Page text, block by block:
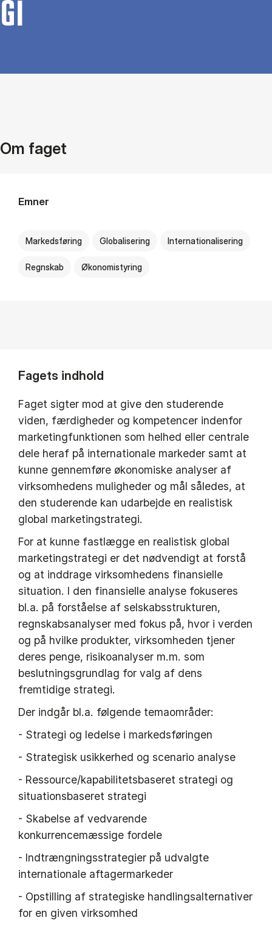
GI
Om faget
Emner
Markedsføring Globalisering Internationalisering
Regnskab Økonomistyring
Fagets indhold
Faget sigter mod at give den studerende
viden, færdigheder og kompetencer indenfor
marketingfunktionen som helhed eller centrale
dele heraf på internationale markeder samt at
kunne gennemføre økonomiske analyser af
virksomhedens muligheder og mål således, at
den studerende kan udarbejde en realistisk
global marketingstrategi.
For at kunne fastlægge en realistisk global
marketingstrategi er det nødvendigt at forstå
og at inddrage virksomhedens finansielle
situation. I den finansielle analyse fokuseres
bl.a. på forståelse af selskabsstrukturen,
regnskabsanalyser med fokus på, hvor i verden
og på hvilke produkter, virksomheden tjener
deres penge, risikoanalyser m.m. som
beslutningsgrundlag for valg af dens
fremtidige strategi.
Der indgår bl.a. følgende temaområder:
- Strategi og ledelse i markedsføringen
- Strategisk usikkerhed og scenario analyse
- Ressource/kapabilitetsbaseret strategi og
situationsbaseret strategi
- Skabelse af vedvarende
konkurrencemæssige fordele
- Indtrængningsstrategier på udvalgte
internationale aftagermarkeder
- Opstilling af strategiske handlingsalternativer
for en given virksomhed